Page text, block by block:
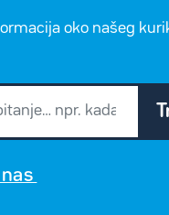
oko našeg